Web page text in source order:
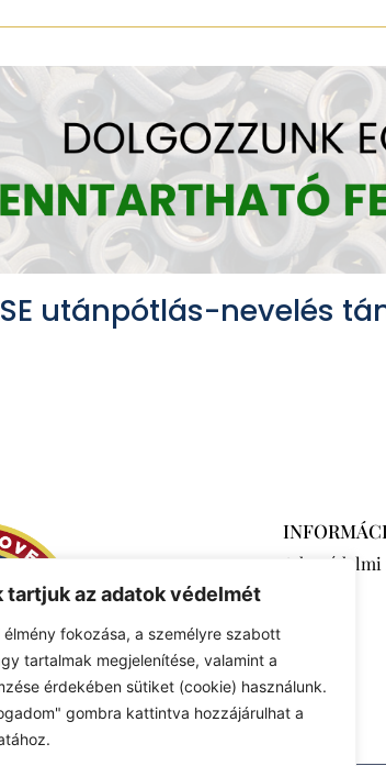
tartjuk az adatok védelmét
élmény fokozása, a személyre szabott
tartalmak megjelenítése, valamint a
érdekében sütiket (cookie) használunk.
gombra kattintva hozzájárulhat a
utánpótlás-nevelés